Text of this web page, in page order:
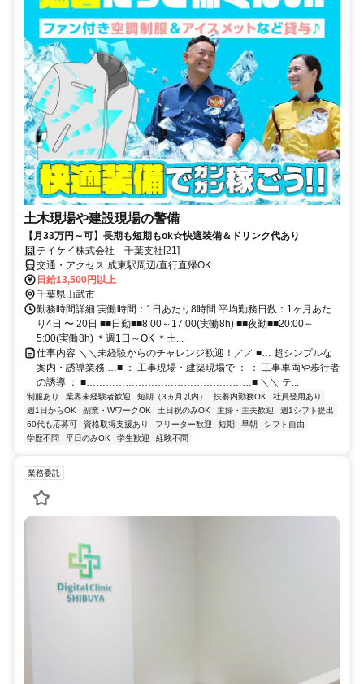
土木現場や建設現場の警備
【月33万円～可】長期も短期もok☆快適装備＆ドリンク代あり
テイケイ株式会社 千葉支社[21]
交通・アクセス 成東駅周辺/直行直帰OK
日給13,500円以上
千葉県山武市
勤務時間詳細 実働時間：1日あたり8時間 平均勤務日数：1ヶ月あた
り4日 〜 20日 ■■日勤■■8:00～17:00(実働8h) ■■夜勤■■20:00～
5:00(実働8h) ＊週1日～OK ＊土...
仕事内容 ＼＼未経験からのチャレンジ歓迎！／／ ■… 超シンプルな
案内・誘導業務 …■ ： 工事現場・建築現場で ： ： 工事車両や歩行者
の誘導 ： ■……………………………………………■ ＼＼ テ...
制服あり 業界未経験者歓迎 短期（3ヵ月以内） 扶養内勤務OK
社員登用あり
週1日からOK
副業・WワークOK 土日祝のみOK 主婦・主夫歓迎
週1シフト提出
60代も応募可
資格取得支援あり フリーター歓迎 短期 早朝
シフト自由
学歴不問
平日のみOK 学生歓迎 経験不問
業務委託